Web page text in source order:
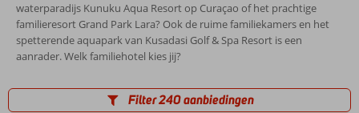
waterparadijs Kunuku Aqua Resort op Curaçao of het prachtige
familieresort Grand Park Lara? Ook de ruime familiekamers en het
spetterende aquapark van Kusadasi Golf & Spa Resort is een
aanrader. Welk familiehotel kies jij?
Filter 240 aanbiedingen